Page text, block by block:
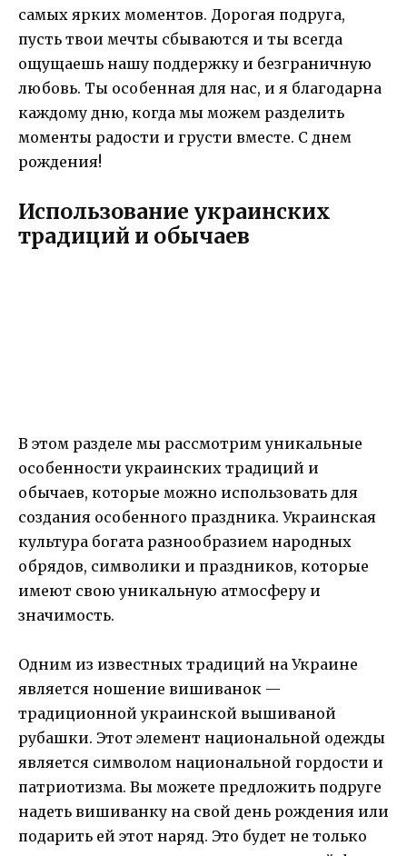
самых ярких моментов. Дорогая подруга,
пусть твои мечты сбываются и ты всегда
ощущаешь нашу поддержку и безграничную
любовь. Ты особенная для нас, и я благодарна
каждому дню, когда мы можем разделить
моменты радости и грусти вместе. С днем
рождения!
Использование украинских
традиций и обычаев
В этом разделе мы рассмотрим уникальные
особенности украинских традиций и
обычаев, которые можно использовать для
создания особенного праздника. Украинская
культура богата разнообразием народных
обрядов, символики и праздников, которые
имеют свою уникальную атмосферу и
значимость.
Одним из известных традиций на Украине
является ношение вишиванок —
традиционной украинской вышиваной
рубашки. Этот элемент национальной одежды
является символом национальной гордости и
патриотизма. Вы можете предложить подруге
надеть вишиванку на свой день рождения или
подарить ей этот наряд. Это будет не только